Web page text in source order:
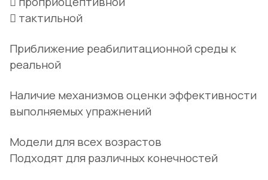
 тактильной
Приближение реабилитационной среды к
реальной
Наличие механизмов оценки эффективности
выполняемых упражнений
Модели для всех возрастов
Подходят для различных конечностей